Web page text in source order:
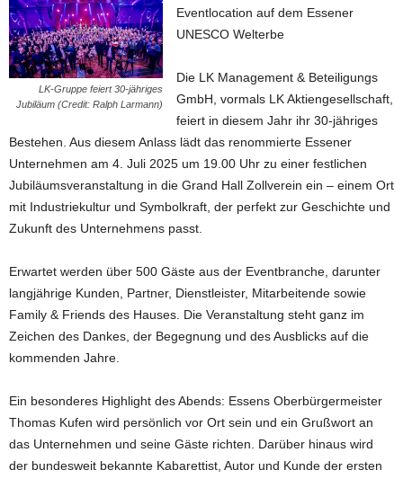
LK-Gruppe feiert 30-jähriges
Jubiläum (Credit: Ralph Larmann)
Eventlocation auf dem Essener
UNESCO Welterbe
Die LK Management & Beteiligungs
GmbH, vormals LK Aktiengesellschaft,
feiert in diesem Jahr ihr 30-jähriges
Bestehen. Aus diesem Anlass lädt das renommierte Essener
Unternehmen am 4. Juli 2025 um 19.00 Uhr zu einer festlichen
Jubiläumsveranstaltung in die Grand Hall Zollverein ein – einem Ort
mit Industriekultur und Symbolkraft, der perfekt zur Geschichte und
Zukunft des Unternehmens passt.
Erwartet werden über 500 Gäste aus der Eventbranche, darunter
langjährige Kunden, Partner, Dienstleister, Mitarbeitende sowie
Family & Friends des Hauses. Die Veranstaltung steht ganz im
Zeichen des Dankes, der Begegnung und des Ausblicks auf die
kommenden Jahre.
Ein besonderes Highlight des Abends: Essens Oberbürgermeister
Thomas Kufen wird persönlich vor Ort sein und ein Grußwort an
das Unternehmen und seine Gäste richten. Darüber hinaus wird
der bundesweit bekannte Kabarettist, Autor und Kunde der ersten